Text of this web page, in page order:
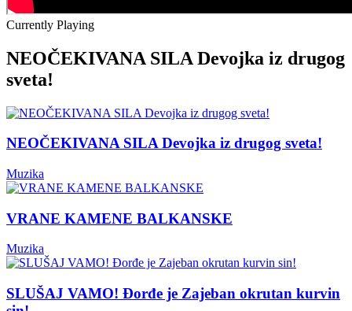
Currently Playing
NEOČEKIVANA SILA Devojka iz drugog
sveta!
NEOČEKIVANA SILA Devojka iz drugog sveta!
Muzika
VRANE KAMENE BALKANSKE
Muzika
SLUŠAJ VAMO! Đorđe je Zajeban okrutan kurvin